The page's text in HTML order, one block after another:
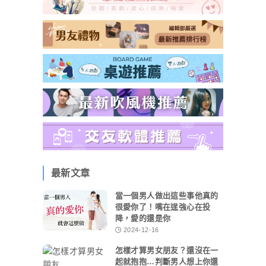
最新文章
當一個男人做出這些事他真的
很愛你了！嘴在逞強心在投
降，愛的還是你
2024-12-16
怎樣才算男女朋友？還沒在一
起就抱抱…判斷男人想上你還